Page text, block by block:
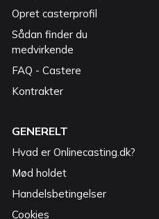
Opret casterprofil
Sådan finder du
medvirkende
FAQ - Castere
Kontrakter
GENERELT
Hvad er Onlinecasting.dk?
Mød holdet
Handelsbetingelser
Cookies